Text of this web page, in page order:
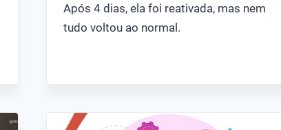
Após 4 dias, ela foi reativada, mas nem
tudo voltou ao normal.